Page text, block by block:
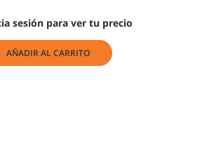
sesión para ver tu precio
AÑADIR AL CARRITO